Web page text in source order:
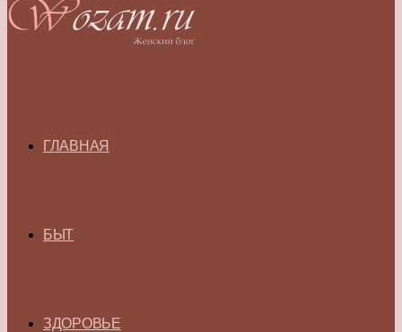
ГЛАВНАЯ
БЫТ
ЗДОРОВЬЕ